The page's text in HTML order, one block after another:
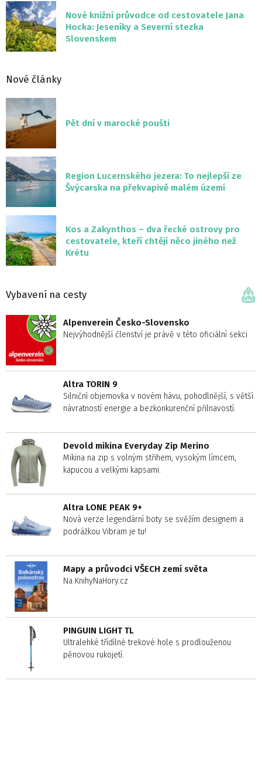
Nové knižní průvodce od cestovatele Jana
Hocka: Jeseníky a Severní stezka
Slovenskem
Nové články
Pět dní v marocké poušti
Region Lucernského jezera: To nejlepší ze
Švýcarska na překvapivě malém území
Kos a Zakynthos – dva řecké ostrovy pro
cestovatele, kteří chtějí něco jiného než
Krétu
Vybavení na cesty
Alpenverein Česko-Slovensko
Nejvýhodnější členství je právě v této oficiální sekci
Altra TORIN 9
Silniční objemovka v novém hávu, pohodlnější, s větší
návratností energie a bezkonkurenční přilnavostí.
Devold mikina Everyday Zip Merino
Mikina na zip s volným střihem, vysokým límcem,
kapucou a velkými kapsami.
Altra LONE PEAK 9+
Nová verze legendární boty se svěžím designem a
podrážkou Vibram je tu!
Mapy a průvodci VŠECH zemí světa
Na KnihyNaHory.cz
PINGUIN LIGHT TL
Ultralehké třídílné trekové hole s prodlouženou
pěnovou rukojetí.